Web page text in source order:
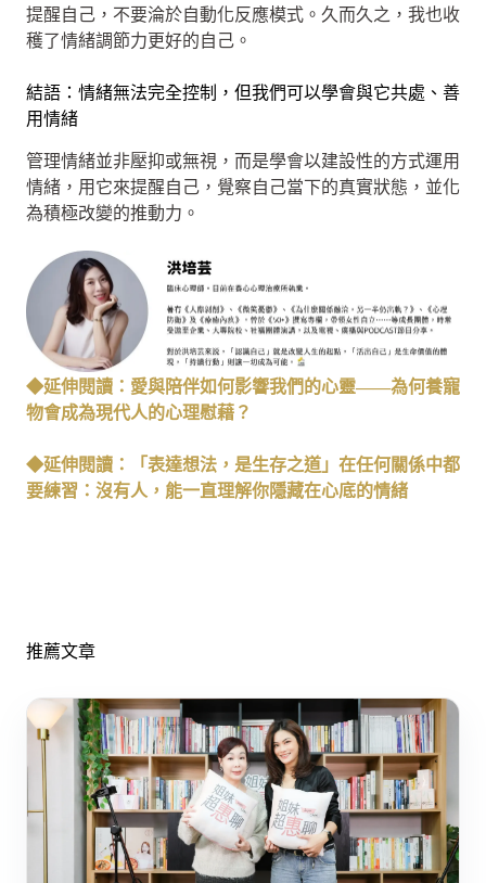
提醒自己，不要淪於自動化反應模式。久而久之，我也收
穫了情緒調節力更好的自己。
結語：情緒無法完全控制，但我們可以學會與它共處、善
用情緒
管理情緒並非壓抑或無視，而是學會以建設性的方式運用
情緒，用它來提醒自己，覺察自己當下的真實狀態，並化
為積極改變的推動力。
◆延伸閱讀：愛與陪伴如何影響我們的心靈——為何養寵
物會成為現代人的心理慰藉？
◆延伸閱讀：「表達想法，是生存之道」在任何關係中都
要練習：沒有人，能一直理解你隱藏在心底的情緒
推薦文章